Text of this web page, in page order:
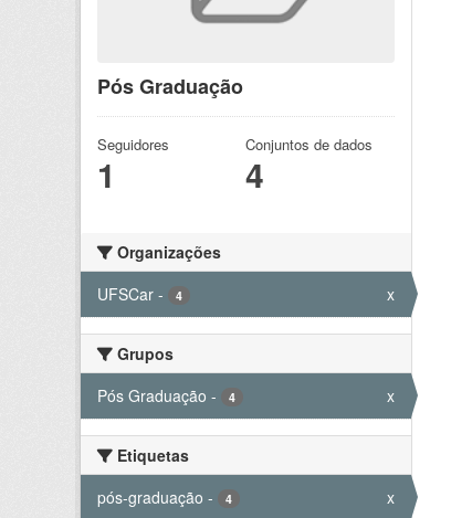
Pós Graduação
Seguidores
1
Conjuntos de dados
4
Organizações
UFSCar - 4 x
Grupos
Pós Graduação - 4 x
Etiquetas
pós-graduação - 4 x